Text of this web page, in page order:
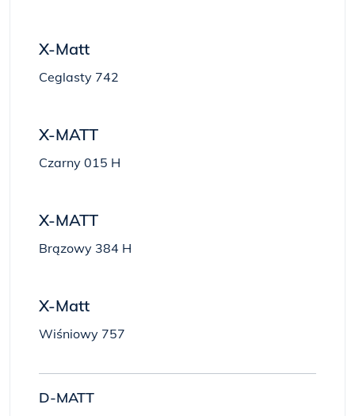
X-Matt
Ceglasty 742
X-MATT
Czarny 015 H
X-MATT
Brązowy 384 H
X-Matt
Wiśniowy 757
D-MATT